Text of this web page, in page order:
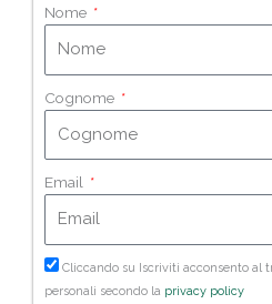
Nome
Cognome
Email
Cliccando su Iscriviti acconsento al
personali secondo la privacy policy